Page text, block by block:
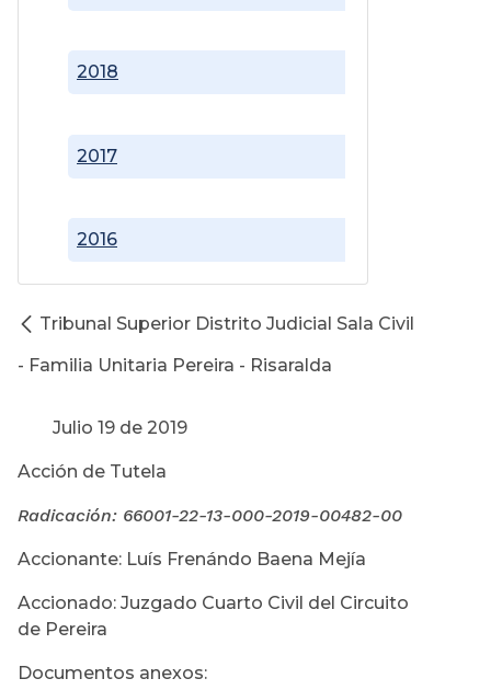
2016
2017
2018
Tribunal Superior Distrito Judicial Sala Civil
- Familia Unitaria Pereira - Risaralda
Julio 19 de 2019
Acción de Tutela
Radicación: 66001-22-13-000-2019-00482-00
Accionante: Luís Frenándo Baena Mejía
Accionado: Juzgado Cuarto Civil del Circuito
de Pereira
Documentos anexos: